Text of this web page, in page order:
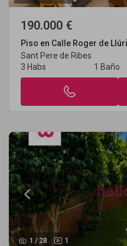
190.000 €
Piso en Calle Roger de
Sant Pere de Ribes
3 Habs
1 Baño
1 / 28 1